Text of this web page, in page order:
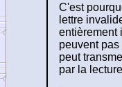
C'est
lettre
entièrement
peuvent
peut
par la